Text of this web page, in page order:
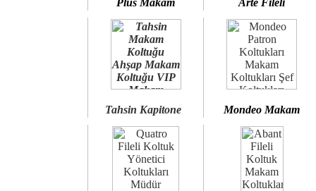
Plus Makam Arte Fileli
Tahsin Kapitone Mondeo Makam